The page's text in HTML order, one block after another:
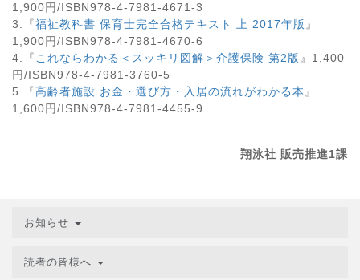
1,900円/ISBN978-4-7981-4671-3
3.『福祉教科書 保育士完全合格テキスト 上 2017年版 』
1,900円/ISBN978-4-7981-4670-6
4.『 これならわかる＜スッキリ図解＞介護保険 第2版 』1,400
円/ISBN978-4-7981-3760-5
5.『高齢者施設 お金・選び方・入居の流れがわかる本 』
1,600円/ISBN978-4-7981-4455-9
翔泳社 販売推進1課
お知らせ
読者の皆様へ